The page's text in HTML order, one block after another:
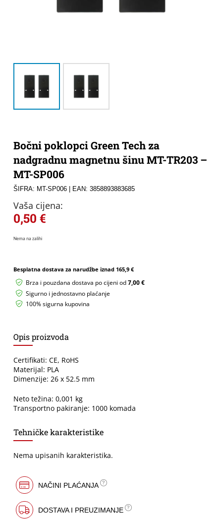
Bočni poklopci Green Tech za
nadgradnu magnetnu šinu MT-TR203 –
MT-SP006
ŠIFRA: MT-SP006| EAN: 3858893883685
Vaša cijena:
0,50 €
Nema na zalihi
Besplatna dostava za narudžbe iznad 165,9 €
Brza i pouzdana dostava po cijeni od7,00 €
Sigurno i jednostavno plaćanje
100% sigurna kupovina
Opis proizvoda
Certifikati: CE, RoHS
Materijal: PLA
Dimenzije: 26 x 52.5 mm
Neto težina: 0,001 kg
Transportno pakiranje: 1000 komada
Tehničke karakteristike
Nema upisanih karakteristika.
NAČINI PLAĆANJA
DOSTAVA I PREUZIMANJE